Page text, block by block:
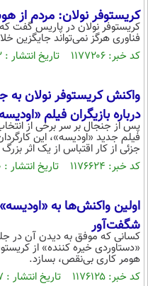
کریستوفر نولان: مردم از
کریستوفر نولان در پاریس گفت
فناوری هرگز نمی‌تواند جایگزین
کد خبر: ۱۱۷۷۲۰۶ تاریخ انتشار : ۱۴۰۵/۰۴/۲۲
واکنش کریستوفر نولان
درباره بازیگران فیلم
پس از جنجال بر سر برخی از
فیلم جدید «اودیسه»، این
جزئی از کار اقتباس از یک اثر
کد خبر: ۱۱۷۶۶۲۴ تاریخ انتشار : ۱۴۰۵/۰۴/۲۰
اولین واکنش‌ها به
شگفت‌آور
کسانی که موفق به دیدن آن در
«دستاوردی خیره کننده» از
هومر کاری بی‌نقص، بسازد.
کد خبر: ۱۱۷۶۱۲۵ تاریخ انتشار : ۱۴۰۵/۰۴/۱۷